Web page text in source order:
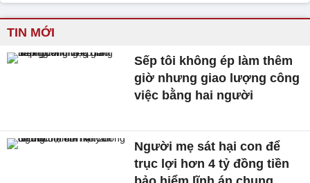
TIN MỚI
Sếp tôi không ép làm thêm
giờ nhưng giao lượng công
việc bằng hai người
Người mẹ sát hại con để
trục lợi hơn 4 tỷ đồng tiền